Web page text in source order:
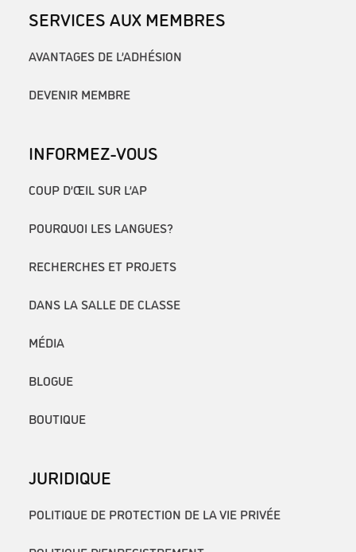
SERVICES AUX MEMBRES
AVANTAGES DE L’ADHÉSION
DEVENIR MEMBRE
INFORMEZ-VOUS
COUP D’ŒIL SUR L’AP
POURQUOI LES LANGUES?
RECHERCHES ET PROJETS
DANS LA SALLE DE CLASSE
MÉDIA
BLOGUE
BOUTIQUE
JURIDIQUE
POLITIQUE DE PROTECTION DE LA VIE PRIVÉE